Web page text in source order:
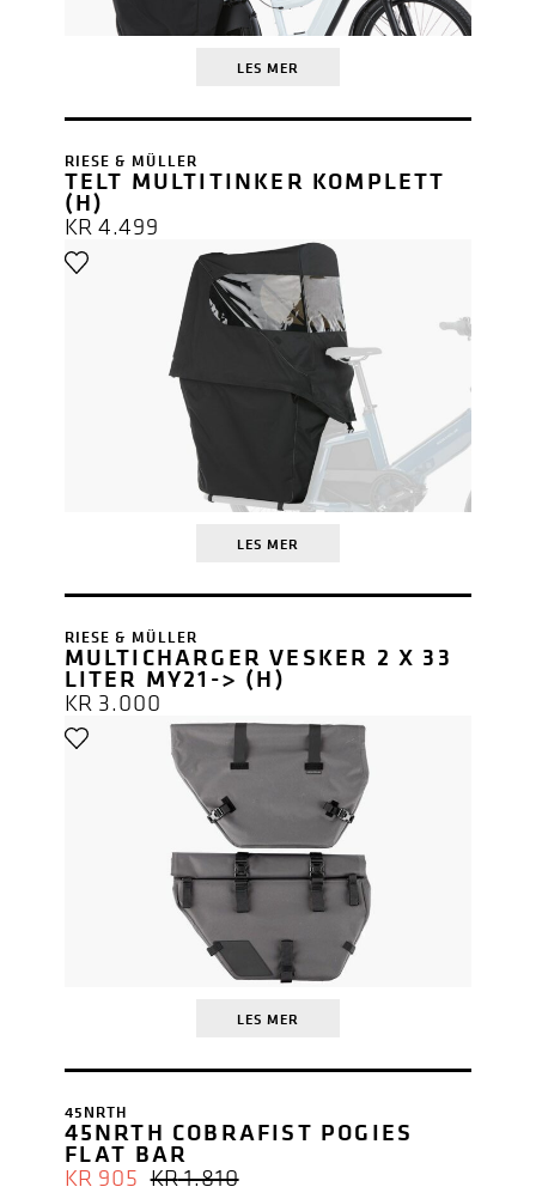
LES MER
RIESE & MÜLLER
TELT MULTITINKER KOMPLETT
(H)
KR4.499
LES MER
RIESE & MÜLLER
MULTICHARGER VESKER 2 X 33
LITER MY21-> (H)
KR 3.000
LES MER
45NRTH
45NRTH COBRAFIST POGIES
FLAT BAR
KR1.810OPPRINNELIG
KR905
NÅVÆRENDE